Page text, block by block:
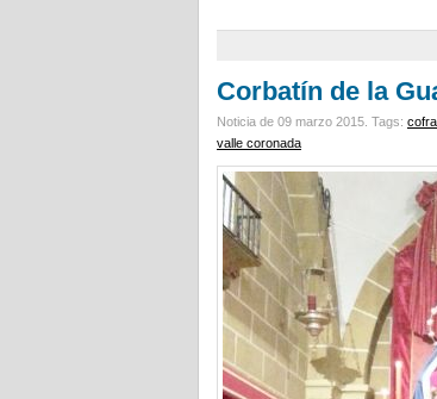
Corbatín de la
Noticia de 09 marzo 2015. Tags:
valle coronada